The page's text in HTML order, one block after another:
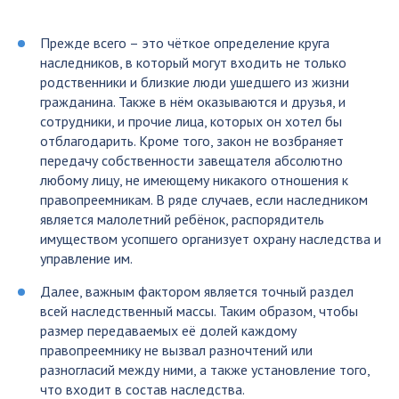
Прежде всего – это чёткое определение круга
наследников, в который могут входить не только
родственники и близкие люди ушедшего из жизни
гражданина. Также в нём оказываются и друзья, и
сотрудники, и прочие лица, которых он хотел бы
отблагодарить. Кроме того, закон не возбраняет
передачу собственности завещателя абсолютно
любому лицу, не имеющему никакого отношения к
правопреемникам. В ряде случаев, если наследником
является малолетний ребёнок, распорядитель
имуществом усопшего организует охрану наследства и
управление им.
Далее, важным фактором является точный раздел
всей наследственный массы. Таким образом, чтобы
размер передаваемых её долей каждому
правопреемнику не вызвал разночтений или
разногласий между ними, а также установление того,
что входит в состав наследства.